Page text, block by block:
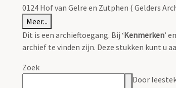
0124 Hof van Gelre en Zutphen ( Gelders
Meer...
Dit is een archieftoegang. Bij ‘Kenmerken’
archief te vinden zijn. Deze stukken kunt u
Zoek
Door